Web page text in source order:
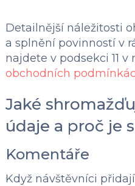
Detailnější náležitosti
a splnění povinností v
najdete v podsekci 11 v
obchodních
Jaké
údaje a proč je
Komentáře
Když návštěvníci